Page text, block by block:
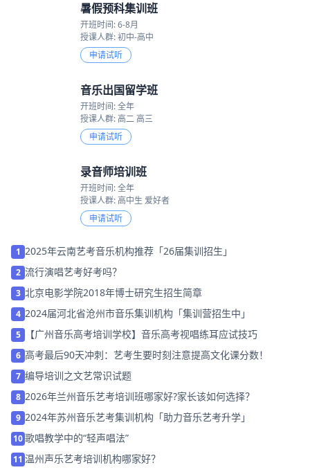
暑假预科集训班
开班时间: 6-8月
授课人群: 初中-高中
申请试听
音乐出国留学班
开班时间: 全年
授课人群: 高二 高三
申请试听
录音师培训班
开班时间: 全年
授课人群: 高中生 爱好者
申请试听
1 2025年云南艺考音乐机构推荐「26届集训招生」
2 流行演唱艺考好考吗？
3 北京电影学院2018年博士研究生招生简章
4 2024届河北省沧州市音乐集训机构「集训营招生中」
5 【广州音乐高考培训学校】音乐高考视唱练耳应试技巧
6 高考最后90天冲刺：艺考生要时刻注意提高文化课分数！
7 编导培训之文艺常识试题
8 2026年兰州音乐艺考培训班哪家好?家长该如何选择？
9 2024年苏州音乐艺考集训机构「助力音乐艺考升学」
10歌唱教学中的“轻声唱法”
11 温州声乐艺考培训机构哪家好？